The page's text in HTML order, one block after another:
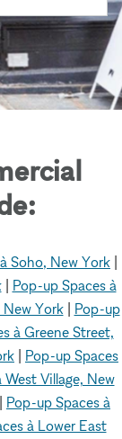
Soho, New York
| Pop-up Spaces à
New York| Pop-up
à Greene Street,
Pop-up Spaces
West Village, New
Pop-up Spaces à
à Lower East